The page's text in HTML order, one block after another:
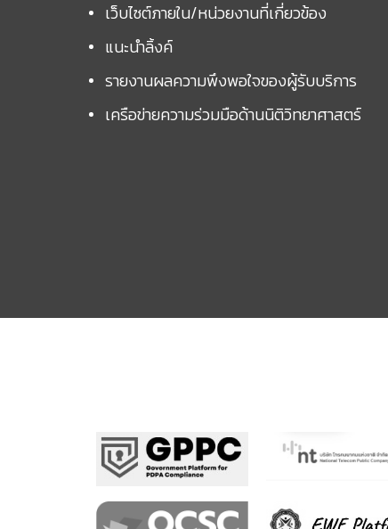
เว็บไซต์ภายใน/หน่วยงานที่เกี่ยวข้อง
แนะนำลิ้งค์
รายงานผลความพึงพอใจของผู้รับบริการ
เครือข่ายความร่วมมือด้านนิติวิทยาศาสตร์